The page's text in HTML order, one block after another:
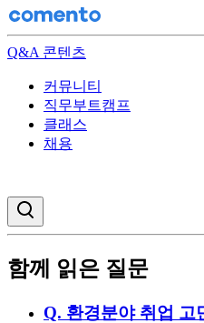
Q&A 콘텐츠
커뮤니티
직무부트캠프
클래스
채용
함께 읽은 질문
Q. 환경분야 취업 고